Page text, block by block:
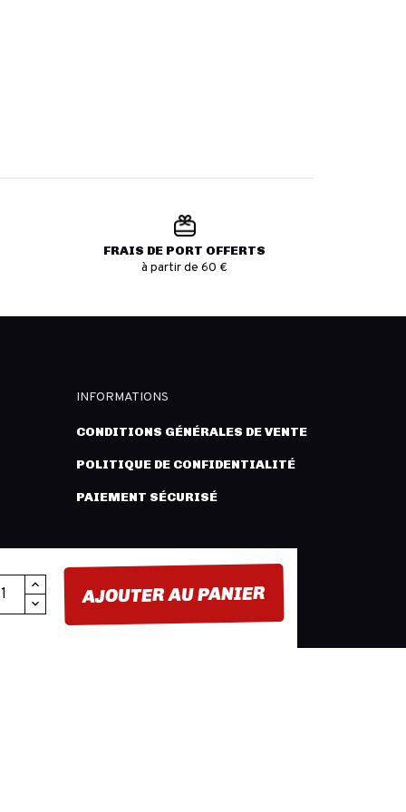
AJOUTER AU PANIER
FRAIS DE PORT OFFERTS
à partir de 60 €
INFORMATIONS
CONDITIONS GÉNÉRALES DE VENTE
POLITIQUE DE CONFIDENTIALITÉ
PAIEMENT SÉCURISÉ